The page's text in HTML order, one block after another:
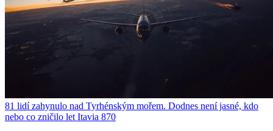
81 lidí zahynulo nad Tyrhénským mořem. Dodnes není jasné, kdo
nebo co zničilo let Itavia 870